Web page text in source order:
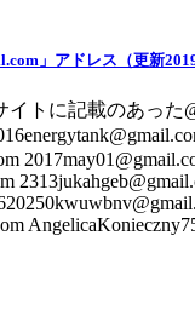
」アドレス（更新
イトに記載のあった